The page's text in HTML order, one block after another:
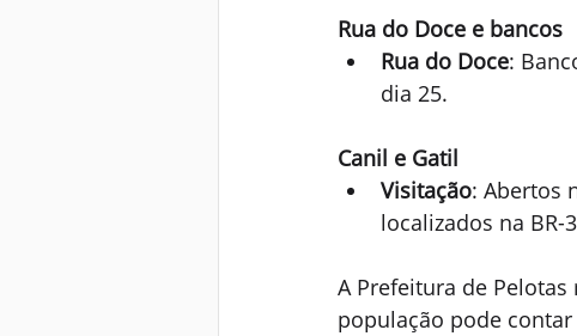
Rua do Doce e bancos
Rua do Doce:
dia 25.
Canil e Gatil
Visitação: Abertos
localizados na BR-
A Prefeitura de
população pode